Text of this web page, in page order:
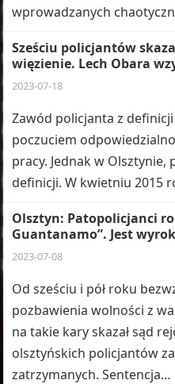
wprowadzanych
Sześciu policjantów
więzienie. Lech Obara
2023-07-18
Zawód policjanta z
poczuciem
pracy. Jednak w Olsztynie,
definicji. W kwietniu 2015
Olsztyn: Patopolicjanci
Guantanamo”. Jest wyrok
2023-07-08
Od sześciu i pół roku
pozbawienia wolności z
na takie kary skazał sąd
olsztyńskich policjantów
zatrzymanych. Sentencja…